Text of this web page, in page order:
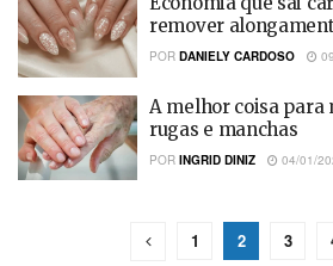
remover
POR DANIELY CARDOSO
A melhor coisa para
rugas e manchas
POR INGRID DINIZ 04/01/
1 2 3